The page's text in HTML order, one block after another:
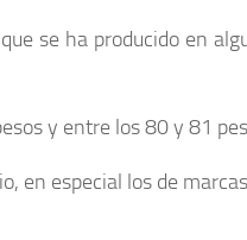
se ha producido en
y entre los 80 y 81
en especial los de